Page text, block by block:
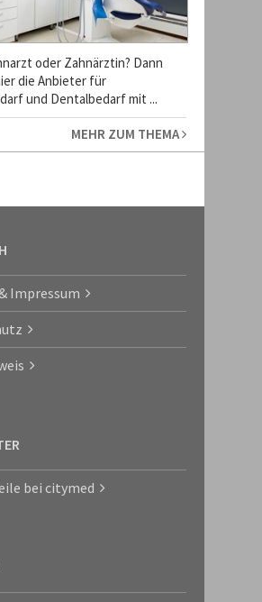
oder Zahnärztin? Dann
die Anbieter für
und Dentalbedarf mit ...
MEHR ZUM THEMA
Impressum
bei citymed